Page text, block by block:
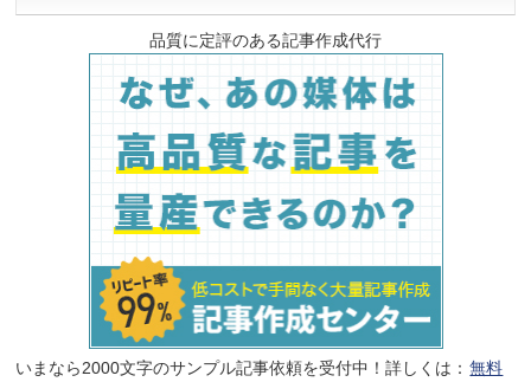
品質に定評のある記事作成代行
いまなら2000文字のサンプル記事依頼を受付中！詳しくは： 無料